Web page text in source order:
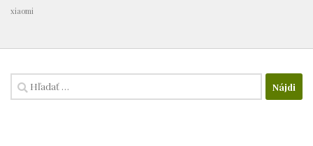
xiaomi
Hľadať: